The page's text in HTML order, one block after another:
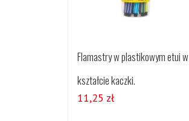
Flamastry w plastikowym etui w
kształcie kaczki.
11,25 zł